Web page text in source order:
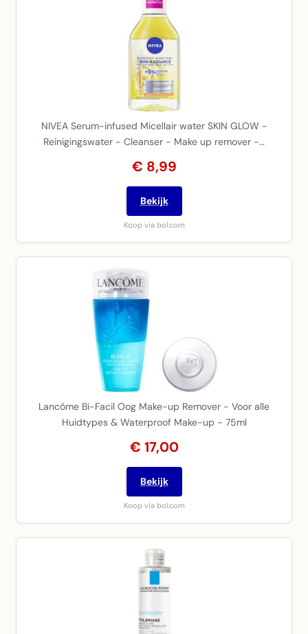
NIVEA Serum-infused Micellair water SKIN GLOW -
Reinigingswater - Cleanser - Make up remover -…
€ 8,99
Bekijk
Koop via bol.com
Lancôme Bi-Facil Oog Make-up Remover - Voor alle
Huidtypes & Waterproof Make-up - 75ml
€ 17,00
Bekijk
Koop via bol.com